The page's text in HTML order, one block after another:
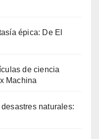
épica: De El
de ciencia
Machina
naturales: